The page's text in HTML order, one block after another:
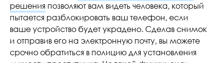
решения позволяют вам видеть человека, который
пытается разблокировать ваш телефон, если
ваше устройство будет украдено. Сделав снимок
и отправив его на электронную почту, вы можете
срочно обратиться в полицию для установления